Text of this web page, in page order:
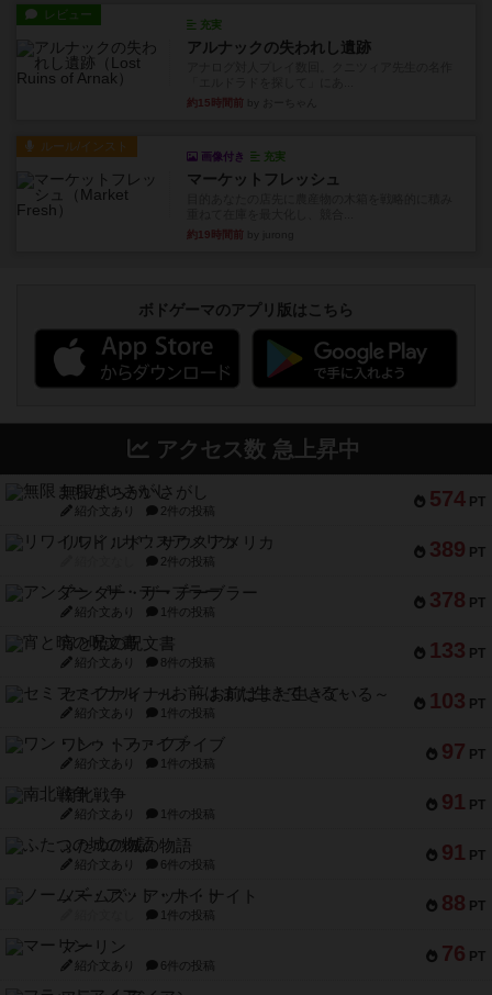
レビュー
充実
アルナックの失われし遺跡
約15時間前
ルール/インスト
画像付き 充実
マーケットフレッシュ
約19時間前
ボドゲーマのアプリ版はこちら
アクセス数 急上昇中
574 PT
無限まちがいさがし
紹介文あり 2件の投稿
389 PT
リワイルド：サウスアメリカ
2件の投稿
378 PT
アンダー・ザ・テーブラー
紹介文あり 1件の投稿
133 PT
宵と暁の呪文書
紹介文あり 8件の投稿
103 PT
セミファイナル ～お前はまだ生きている～
紹介文あり 1件の投稿
97 PT
ワン・トゥ・ファイブ
紹介文あり 1件の投稿
91 PT
南北戦争
紹介文あり 1件の投稿
91 PT
ふたつの城の物語
紹介文あり 6件の投稿
88 PT
ノームズ・アット・ナイト
1件の投稿
76 PT
マーリン
紹介文あり 6件の投稿